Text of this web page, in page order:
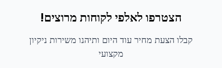
הצטרפו לאלפי לקוחות מרוצים!
קבלו הצעת מחיר עוד היום ותיהנו משירות ניקיון
מקצועי